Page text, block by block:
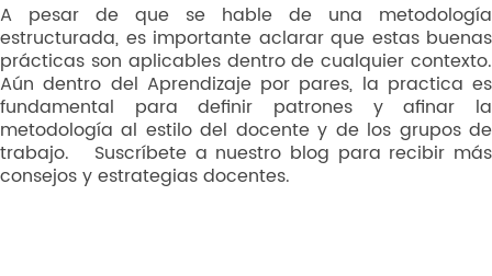
A pesar de que se hable de una metodología
estructurada, es importante aclarar que estas buenas
prácticas son aplicables dentro de cualquier contexto.
Aún dentro del Aprendizaje por pares, la practica es
fundamental para definir patrones y afinar la
metodología al estilo del docente y de los grupos de
trabajo. Suscríbete a nuestro blog para recibir más
consejos y estrategias docentes.